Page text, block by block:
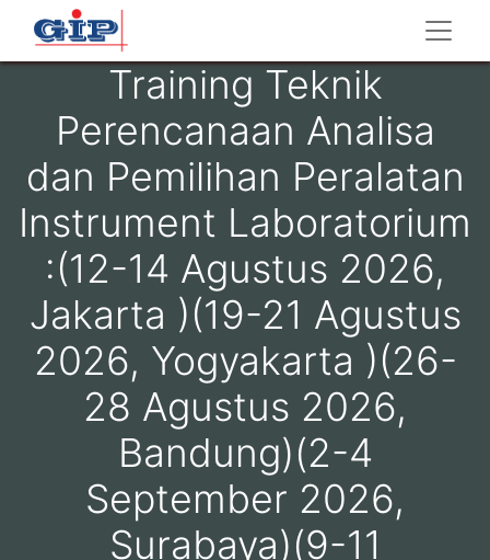
Training Teknik
Perencanaan Analisa
dan Pemilihan Peralatan
Instrument Laboratorium
:(12-14 Agustus 2026,
Jakarta )(19-21 Agustus
2026, Yogyakarta )(26-
28 Agustus 2026,
Bandung)(2-4
September 2026,
Surabaya)(9-11